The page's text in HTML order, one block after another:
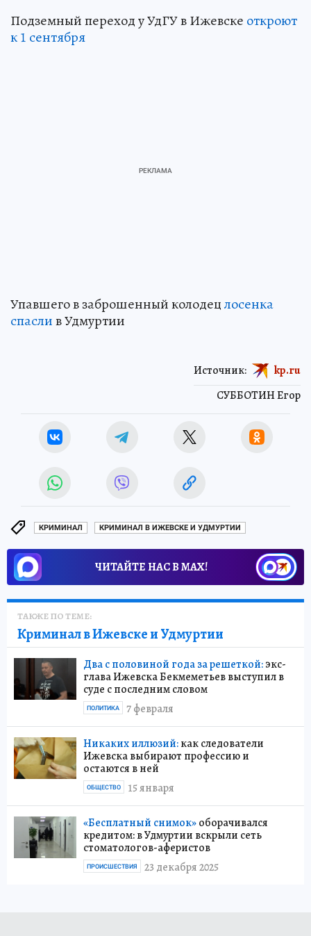
Подземный переход у УдГУ в Ижевске откроют
к 1 сентября
Упавшего в заброшенный колодецлосенка
спаслив Удмуртии
СУББОТИН Егор
Источник: kp.ru
КРИМИНАЛ КРИМИНАЛ В ИЖЕВСКЕ И УДМУРТИИ
ЧИТАЙТЕ НАС В МАХ!
ТАКЖЕ ПО ТЕМЕ:
Криминал в Ижевске и Удмуртии
Два с половиной года за решеткой:экс-
глава Ижевска Бекмеметьев выступил в
суде с последним словом
7 февраля
ПОЛИТИКА
Никаких иллюзий:как следователи
Ижевска выбирают профессию и
остаются в ней
15 января
ОБЩЕСТВО
«Бесплатный снимок»оборачивался
кредитом: в Удмуртии вскрыли сеть
стоматологов-аферистов
23 декабря 2025
ПРОИСШЕСТВИЯ